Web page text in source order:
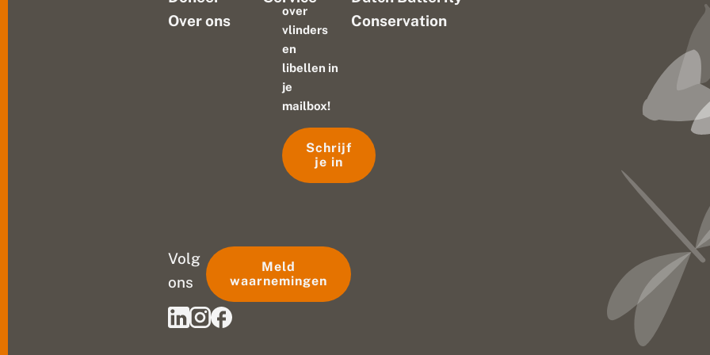
Over ons
Conservation
over
vlinders
en
libellen in
je
mailbox!
Schrijf
je in
Volg
ons
Meld
waarnemingen